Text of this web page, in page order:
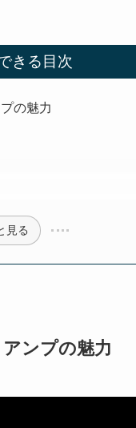
きる目次
の魅力
見る
ンプの魅力